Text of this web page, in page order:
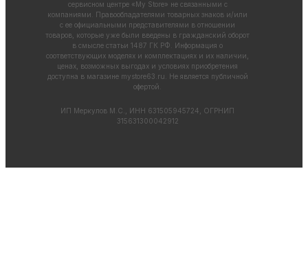
сервисном центре «My Store» не связанными с
компаниями. Правообладателями товарных знаков и/или
с ее официальными представителями в отношении
товаров, которые уже были введены в гражданский оборот
в смысле статьи 1487 ГК РФ. Информация о
соответствующих моделях и комплектациях и их наличии,
ценах, возможных выгодах и условиях приобретения
доступна в магазине mystore63.ru . Не является публичной
офертой.
ИП Меркулов М.С., ИНН 631505945724, ОГРНИП
315631300042912